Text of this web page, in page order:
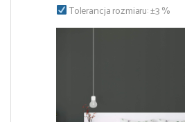
Tolerancja rozmiaru: ±3 %